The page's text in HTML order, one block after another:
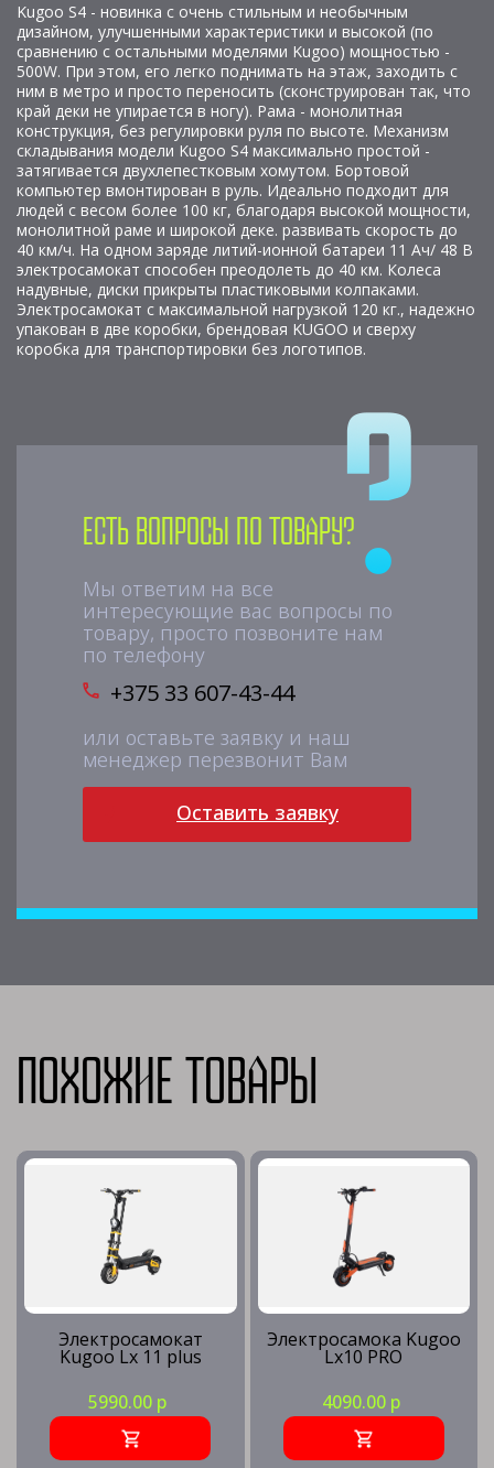
Kugoo S4 - новинка с очень стильным и необычным
дизайном, улучшенными характеристики и высокой (по
сравнению с остальными моделями Kugoo) мощностью -
500W. При этом, его легко поднимать на этаж, заходить с
ним в метро и просто переносить (сконструирован так, что
край деки не упирается в ногу). Рама - монолитная
конструкция, без регулировки руля по высоте. Механизм
складывания модели Kugoo S4 максимально простой -
затягивается двухлепестковым хомутом. Бортовой
компьютер вмонтирован в руль. Идеально подходит для
людей с весом более 100 кг, благодаря высокой мощности,
монолитной раме и широкой деке. развивать скорость до
40 км/ч. На одном заряде литий-ионной батареи 11 Ач/ 48 В
электросамокат способен преодолеть до 40 км. Колеса
надувные, диски прикрыты пластиковыми колпаками.
Электросамокат с максимальной нагрузкой 120 кг., надежно
упакован в две коробки, брендовая KUGOO и сверху
коробка для транспортировки без логотипов.
Есть вопросы по товару?
Мы ответим на все
интересующие вас вопросы по
товару, просто позвоните нам
по телефону
+375 33 607-43-44
или оставьте заявку и наш
менеджер перезвонит Вам
Оставить заявку
Похожие товары
Электросамокат
Kugoo Lx 11 plus
5990.00 р
Электросамока Kugoo
Lx10 PRO
4090.00 р